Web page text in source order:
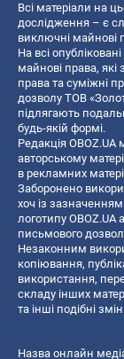
Всі матеріали на
дослідження – є
виключні майнові
На всі
майнові права,
права та суміжні
дозволу ТОВ
підлягають
будь-якій формі.
Редакція
авторському
в рекламних
Заборонено
хоч із
логотипу OBOZ.UA
письмового
Незаконним
копiювання,
використання,
складу інших
та інші подібні
Назва онлайн